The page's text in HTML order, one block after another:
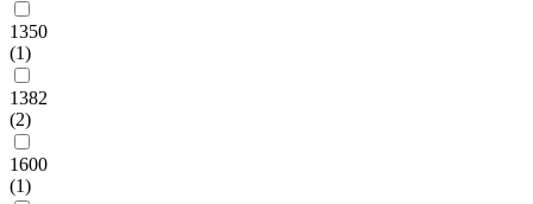
1350
(1)
1382
(2)
1600
(1)